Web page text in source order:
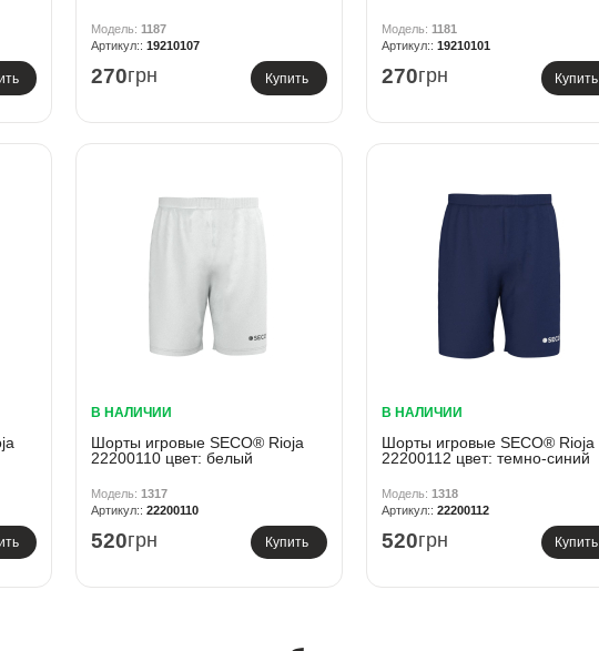
1187
19210107
270грн Купить
1181
19210101
270грн Купить
В НАЛИЧИИ
Шорты игровые SECO® Rioja
22200110 цвет: белый
1317
22200110
520грн Купить
В НАЛИЧИИ
Шорты игровые SECO® Rioja
22200112 цвет: темно-синий
1318
22200112
520грн Купить